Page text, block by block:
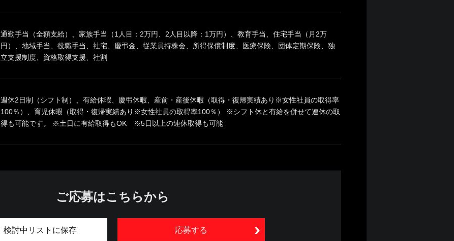
通勤手当（全額支給）、家族手当（1人目：2万円、2人目以降：1万円）、教育手当、住宅手当（月2万
円）、地域手当、役職手当、社宅、慶弔金、従業員持株会、所得保償制度、医療保険、団体定期保険、独
立支援制度、資格取得支援、社割
週休2日制（シフト制）、有給休暇、慶弔休暇、産前・産後休暇（取得・復帰実績あり※女性社員の取得率
100％）、育児休暇（取得・復帰実績あり※女性社員の取得率100％） ※シフト休と有給を併せて連休の取
得も可能です。 ※土日に有給取得もOK ※5日以上の連休取得も可能
ご応募はこちらから
応募する
検討中リストに保存